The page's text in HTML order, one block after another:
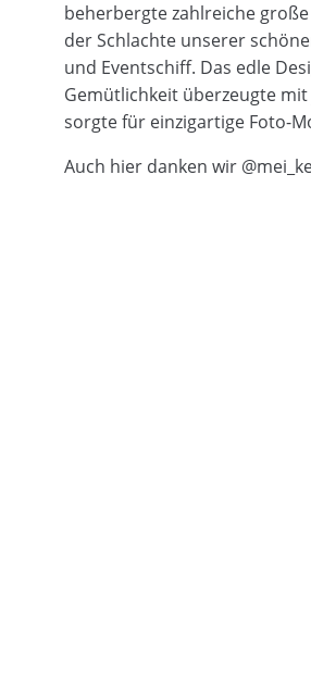
beherbergte zahlreiche
der Schlachte unserer
und Eventschiff. Das edle
Gemütlichkeit überzeugte
sorgte für einzigartige Foto-
Auch hier danken wir @mei